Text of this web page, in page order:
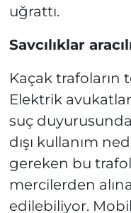
uğrattı.
Savcılıklar
Kaçak trafoların
Elektrik
suç
dışı kullanım
gereken bu
mercilerden
edilebiliyor.